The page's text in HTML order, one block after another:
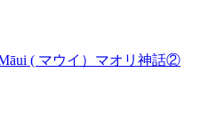
( マウイ）マオリ神話②